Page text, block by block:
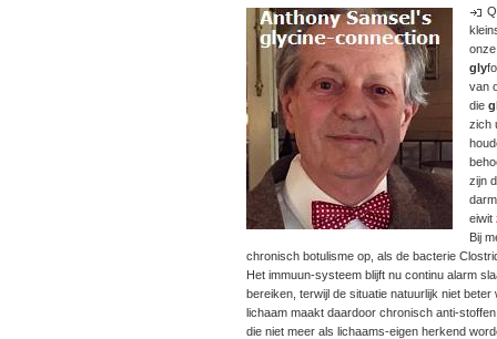
gly
van
die
zich
zijn
eiwit
Bij
chronisch botulisme op, als de bacterie
Het immuun-systeem blijft nu continu alarm
bereiken, terwijl de situatie natuurlijk niet
lichaam maakt daardoor chronisch anti-
die niet meer als lichaams-eigen herkend